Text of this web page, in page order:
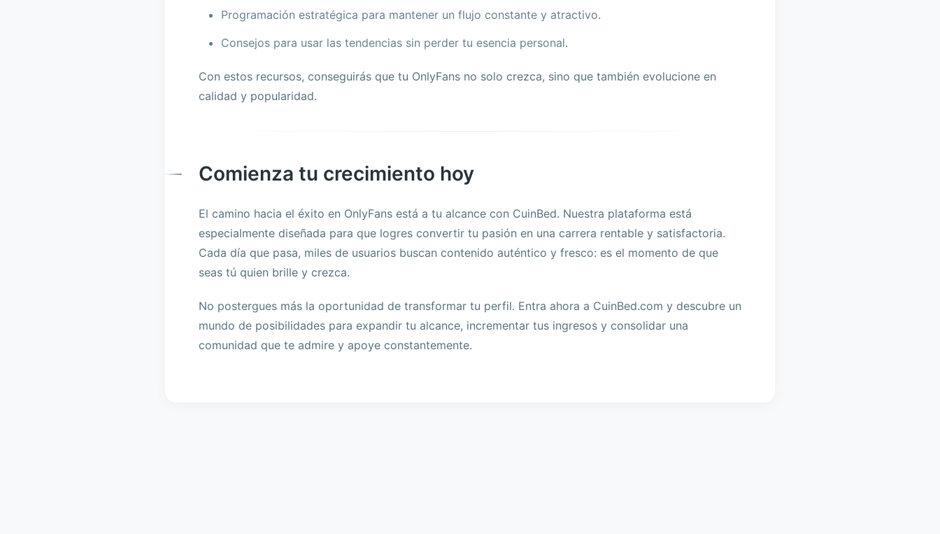
Programación estratégica para mantener un flujo constante y atractivo.
Consejos para usar las tendencias sin perder tu esencia personal.
Con estos recursos, conseguirás que tu OnlyFans no solo crezca, sino que también evolucione en
calidad y popularidad.
Comienza tu crecimiento hoy
El camino hacia el éxito en OnlyFans está a tu alcance con CuinBed. Nuestra plataforma está
especialmente diseñada para que logres convertir tu pasión en una carrera rentable y satisfactoria.
Cada día que pasa, miles de usuarios buscan contenido auténtico y fresco: es el momento de que
seas tú quien brille y crezca.
No postergues más la oportunidad de transformar tu perfil. Entra ahora a CuinBed.com y descubre un
mundo de posibilidades para expandir tu alcance, incrementar tus ingresos y consolidar una
comunidad que te admire y apoye constantemente.